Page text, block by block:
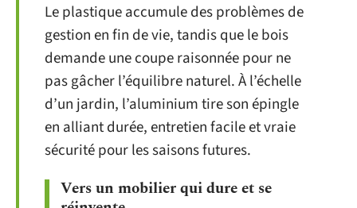
Le plastique accumule des problèmes de
gestion en fin de vie, tandis que le bois
demande une coupe raisonnée pour ne
pas gâcher l’équilibre naturel. À l’échelle
d’un jardin, l’aluminium tire son épingle
en alliant durée, entretien facile et vraie
sécurité pour les saisons futures.
Vers un mobilier qui dure et se